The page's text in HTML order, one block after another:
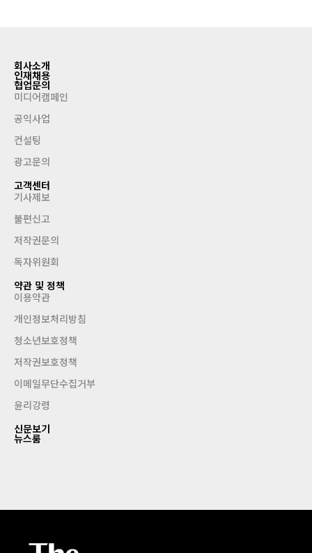
회사소개
인재채용
협업문의
미디어캠페인
공익사업
컨설팅
광고문의
고객센터
기사제보
불편신고
저작권문의
독자위원회
약관 및 정책
이용약관
개인정보처리방침
청소년보호정책
저작권보호정책
이메일무단수집거부
윤리강령
신문보기
뉴스룸